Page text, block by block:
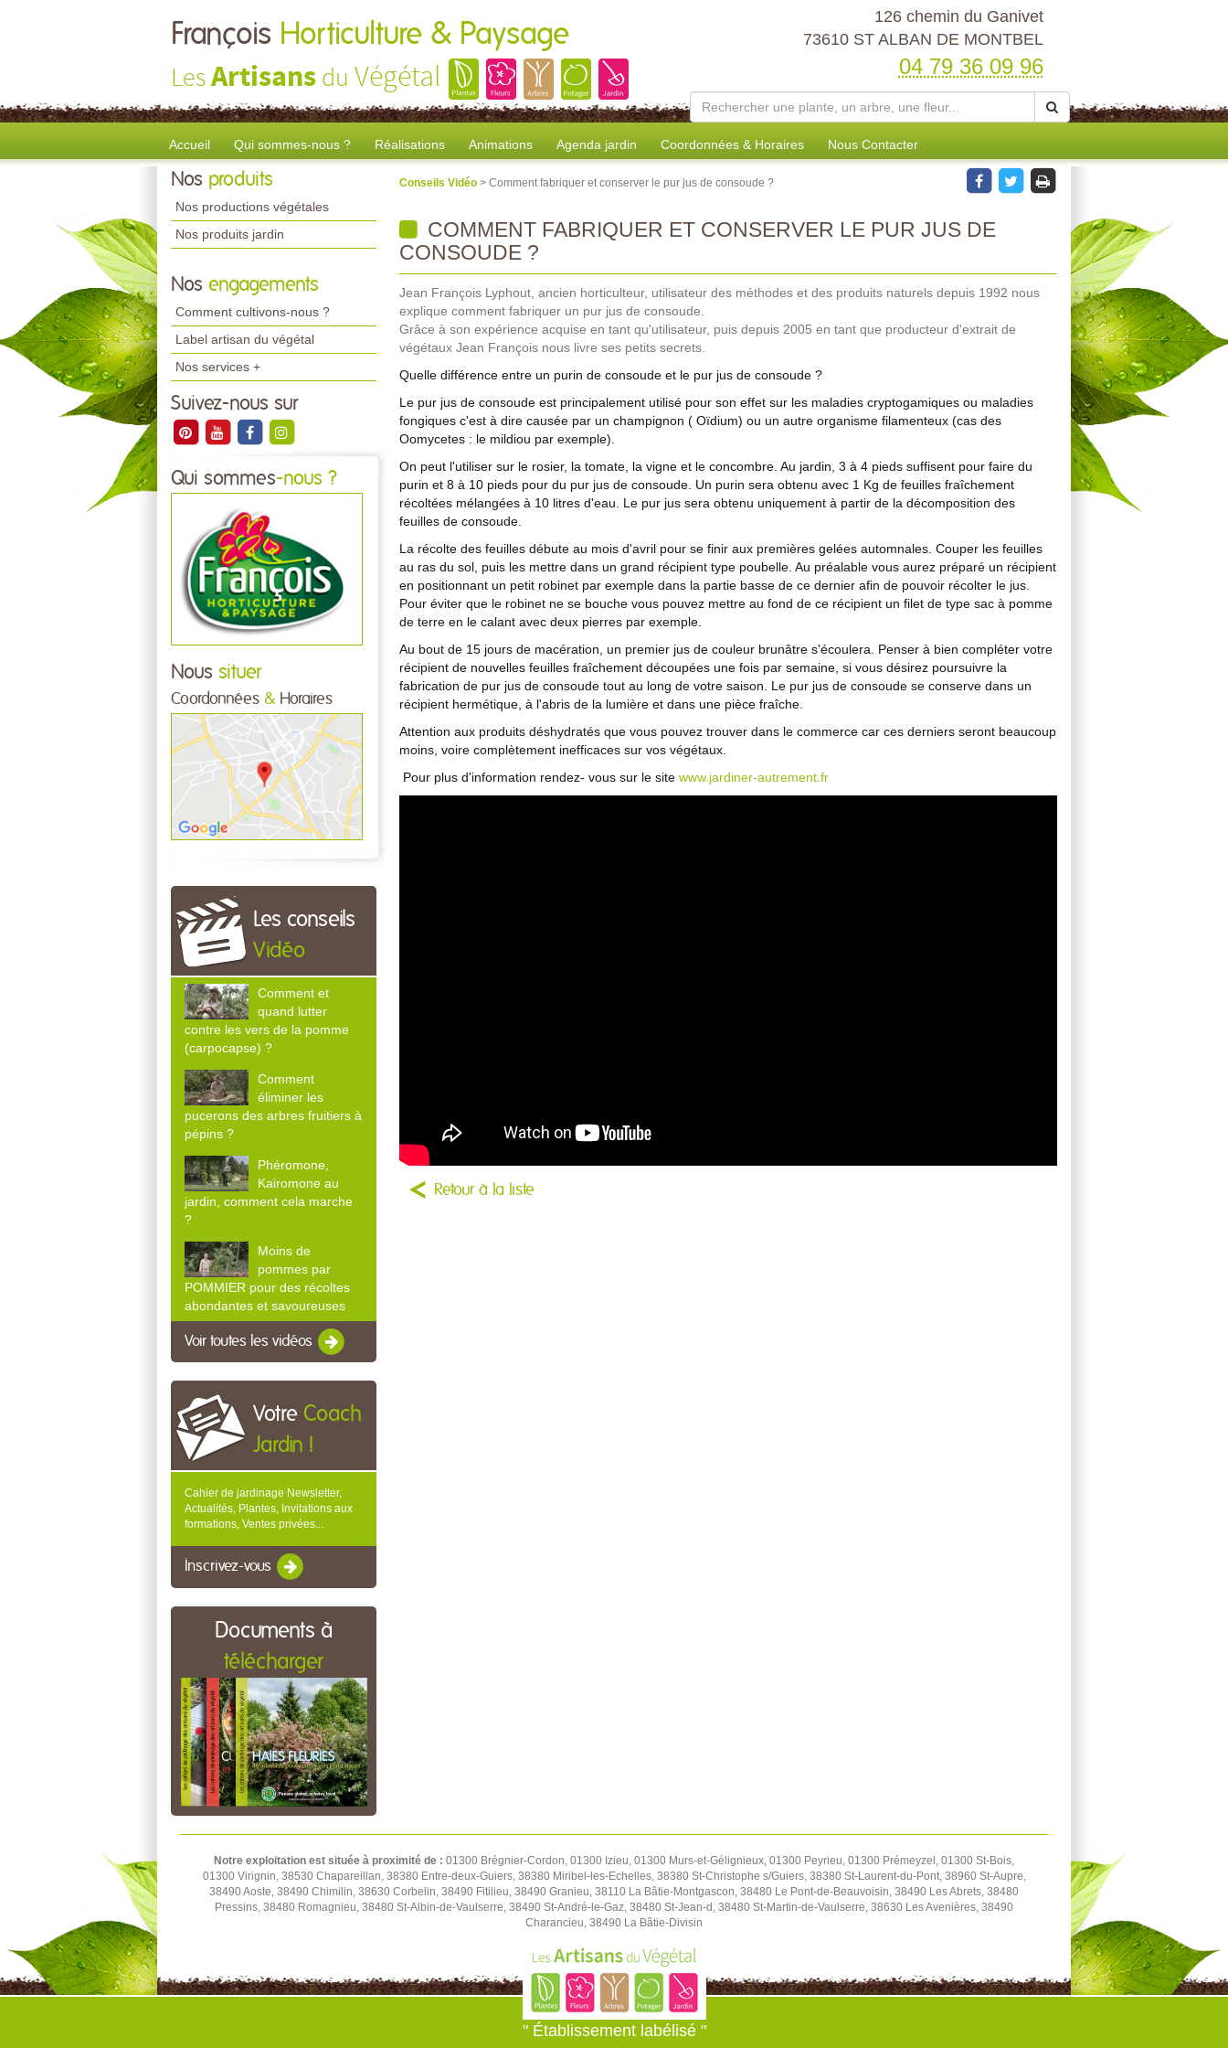
François Horticulture & Paysage
LesArtisans du Végétal
126 chemin du Ganivet
73610 ST ALBAN DE MONTBEL
04 79 36 09 96
Accueil Qui sommes-nous ? Réalisations Animations Agenda jardin Coordonnées & Horaires Nous Contacter
Nos produits
Nos productions végétales
Nos produits jardin
Nos engagements
Comment cultivons-nous ?
Label artisan du végétal
Nos services +
Suivez-nous sur
Qui sommes-nous ?
Nous situer
Coordonnées & Horaires
Les conseils
Vidéo
Comment et
quand lutter
contre les vers de la pomme
(carpocapse) ?
Comment
éliminer les
pucerons des arbres fruitiers à
pépins ?
Phéromone,
Kairomone au
jardin, comment cela marche
?
Moins de
pommes par
POMMIER pour des récoltes
abondantes et savoureuses
Voir toutes les vidéos
Votre Coach
Jardin !
Cahier de jardinage Newsletter,
Actualités, Plantes, Invitations aux
formations, Ventes privées...
Inscrivez-vous
Documents à
télécharger
Conseils Vidéo > Comment fabriquer et conserver le pur jus de consoude ?
COMMENT FABRIQUER ET CONSERVER LE PUR JUS DE
CONSOUDE ?
Jean François Lyphout, ancien horticulteur, utilisateur des méthodes et des produits naturels depuis 1992 nous
explique comment fabriquer un pur jus de consoude.
Grâce à son expérience acquise en tant qu'utilisateur, puis depuis 2005 en tant que producteur d'extrait de
végétaux Jean François nous livre ses petits secrets.
Quelle différence entre un purin de consoude et le pur jus de consoude ?
Le pur jus de consoude est principalement utilisé pour son effet sur les maladies cryptogamiques ou maladies
fongiques c'est à dire causée par un champignon ( Oïdium) ou un autre organisme filamenteux (cas des
Oomycetes : le mildiou par exemple).
On peut l'utiliser sur le rosier, la tomate, la vigne et le concombre. Au jardin, 3 à 4 pieds suffisent pour faire du
purin et 8 à 10 pieds pour du pur jus de consoude. Un purin sera obtenu avec 1 Kg de feuilles fraîchement
récoltées mélangées à 10 litres d'eau. Le pur jus sera obtenu uniquement à partir de la décomposition des
feuilles de consoude.
La récolte des feuilles débute au mois d'avril pour se finir aux premières gelées automnales. Couper les feuilles
au ras du sol, puis les mettre dans un grand récipient type poubelle. Au préalable vous aurez préparé un récipient
en positionnant un petit robinet par exemple dans la partie basse de ce dernier afin de pouvoir récolter le jus.
Pour éviter que le robinet ne se bouche vous pouvez mettre au fond de ce récipient un filet de type sac à pomme
de terre en le calant avec deux pierres par exemple.
Au bout de 15 jours de macération, un premier jus de couleur brunâtre s'écoulera. Penser à bien compléter votre
récipient de nouvelles feuilles fraîchement découpées une fois par semaine, si vous désirez poursuivre la
fabrication de pur jus de consoude tout au long de votre saison. Le pur jus de consoude se conserve dans un
récipient hermétique, à l'abris de la lumière et dans une pièce fraîche.
Attention aux produits déshydratés que vous pouvez trouver dans le commerce car ces derniers seront beaucoup
moins, voire complètement inefficaces sur vos végétaux.
Pour plus d'information rendez- vous sur le site www.jardiner-autrement.fr
Retour à la liste
Notre exploitation est située à proximité de : 01300 Brégnier-Cordon, 01300 Izieu, 01300 Murs-et-Gélignieux, 01300 Peyrieu, 01300 Prémeyzel, 01300 St-Bois,
01300 Virignin, 38530 Chapareillan, 38380 Entre-deux-Guiers, 38380 Miribel-les-Echelles, 38380 St-Christophe s/Guiers, 38380 St-Laurent-du-Pont, 38960 St-Aupre,
38490 Aoste, 38490 Chimilin, 38630 Corbelin, 38490 Fitilieu, 38490 Granieu, 38110 La Bâtie-Montgascon, 38480 Le Pont-de-Beauvoisin, 38490 Les Abrets, 38480
Pressins, 38480 Romagnieu, 38480 St-Albin-de-Vaulserre, 38490 St-André-le-Gaz, 38480 St-Jean-d, 38480 St-Martin-de-Vaulserre, 38630 Les Avenières, 38490
Charancieu, 38490 La Bâtie-Divisin
" Établissement labélisé "